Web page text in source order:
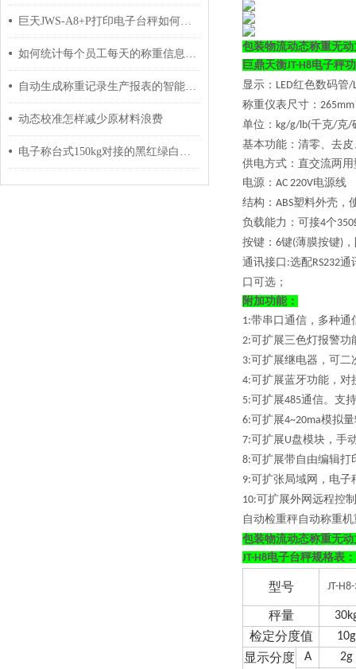
巨天JWS-A8+P打印电子台秤如何设置时间日期？
如何统计每个员工每天的称重信息报表分别刷卡计件？
自动生成称重记录生产报表的智能电子秤功能简介
动态校准怎样减少原材料浪费
电子称台式150kg对接的黑红绿白怎样接
包装物流动态称重无
巨鼎天衡JT-H8电子秤
显示： LED红色数码管/
称重仪表尺寸：
单位： kg/g/lb(千克/克/
基本功能：清零、去
供电方式：直交流两用
电源： AC 220V电源线
结构： ABS塑料外壳，
负载能力：可接4个350
按键： 6键(薄膜按键)
通讯接口 :选配RS232通
口可选；
附加功能：
1:带串口通信，多种通
2:可扩展三色灯报警功
3:可扩展继电器，可二
4:可扩展蓝牙功能，对
5:可扩展485通信。支持
6:可扩展4~20ma模拟
7:可扩展U盘模块，手
8:可扩展带自由编辑打
9:可扩张局域网，电子
10:可扩展外网远程控
自动检重秤自动称重
包装物流动态称重无
JT-H8电子台秤规格表：
型号 JT-
秤量
检定分度值 10g
显示分度
A
2g